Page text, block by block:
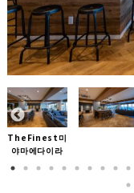
TheFinest미
야마에다이라